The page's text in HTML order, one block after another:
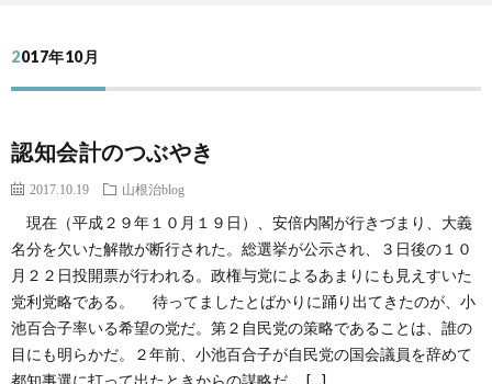
冤
を
創
る
根
治
blog
会
社
案
2017年10月
認知会計のつぶやき
2017.10.19 山根治blog
現在（平成２９年１０月１９日）、安倍内閣が行きづまり、大義
名分を欠いた解散が断行された。総選挙が公示され、３日後の１０
月２２日投開票が行われる。政権与党によるあまりにも見えすいた
党利党略である。 待ってましたとばかりに踊り出てきたのが、小
池百合子率いる希望の党だ。第２自民党の策略であることは、誰の
目にも明らかだ。２年前、小池百合子が自民党の国会議員を辞めて
都知事選に打って出たときからの謀略だ。 […]